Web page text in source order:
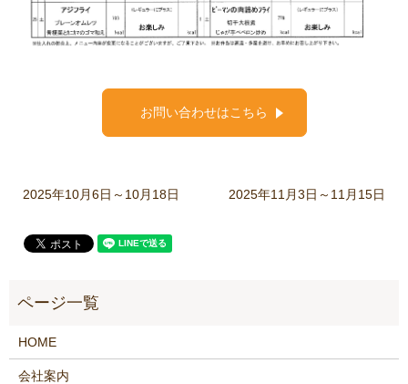
お問い合わせはこちら
2025年10月6日～10月18日 2025年11月3日～11月15日
HOME
会社案内